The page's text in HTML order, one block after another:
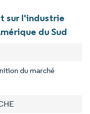
sur l'industrie
du Sud
du marché